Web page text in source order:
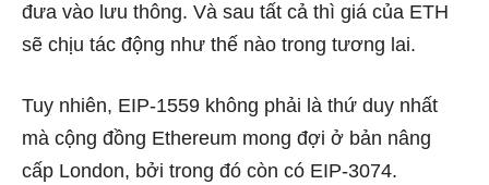
đưa vào lưu thông. Và sau tất cả thì giá của ETH
sẽ chịu tác động như thế nào trong tương lai.
Tuy nhiên, EIP-1559 không phải là thứ duy nhất
mà cộng đồng Ethereum mong đợi ở bản nâng
cấp London, bởi trong đó còn có EIP-3074.